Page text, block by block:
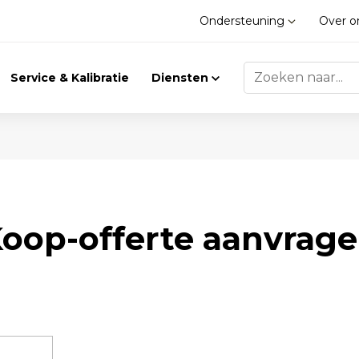
Ondersteuning Over
Trillingsmeters
Klimaat
Service & Kalibratie Diensten
offerte